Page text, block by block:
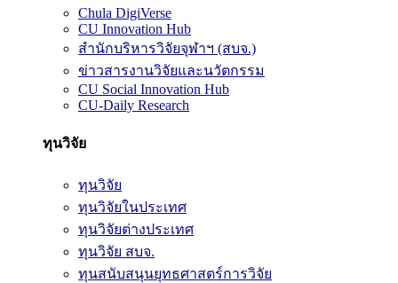
Chula DigiVerse
CU Innovation Hub
สำนักบริหารวิจัยจุฬาฯ (สบจ.)
ข่าวสารงานวิจัยและนวัตกรรม
CU Social Innovation Hub
CU-Daily Research
ทุนวิจัย
ทุนวิจัย
ทุนวิจัยในประเทศ
ทุนวิจัยต่างประเทศ
ทุนวิจัย สบจ.
ทุนสนับสนุนยุทธศาสตร์การวิจัย